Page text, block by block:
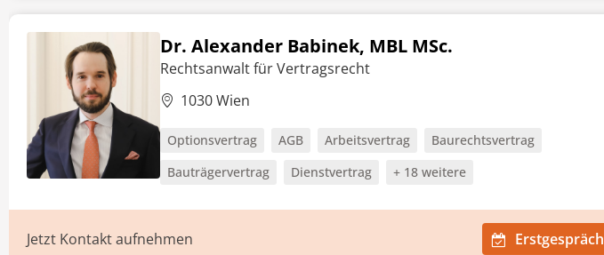
Dr. Alexander Babinek, MBL MSc.
Rechtsanwalt für Vertragsrecht
1030 Wien
Optionsvertrag AGB Arbeitsvertrag
Baurechtsvertrag
Bauträgervertrag
Dienstvertrag + 18 weitere
Jetzt Kontakt aufnehmen Erstgespräch